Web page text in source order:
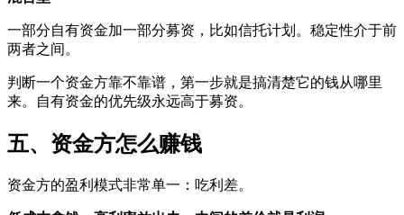
一部分自有资金加一部分募资，比如信托计划。稳定性介于前
两者之间。
判断一个资金方靠不靠谱，第一步就是搞清楚它的钱从哪里
来。自有资金的优先级永远高于募资。
五、资金方怎么赚钱
资金方的盈利模式非常单一：吃利差。